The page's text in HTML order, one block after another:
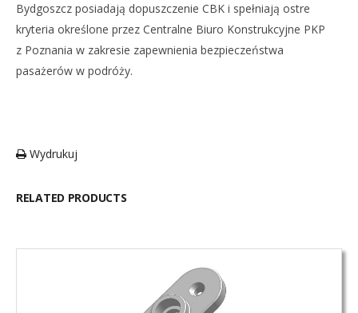
Bydgoszcz posiadają dopuszczenie CBK i spełniają ostre
kryteria określone przez Centralne Biuro Konstrukcyjne PKP
z Poznania w zakresie zapewnienia bezpieczeństwa
pasażerów w podróży.
Wydrukuj
RELATED PRODUCTS